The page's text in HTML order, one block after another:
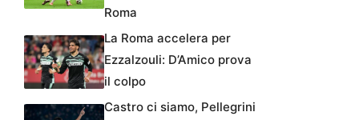
Roma
La Roma accelera per
Ezzalzouli: D’Amico prova
il colpo
Castro ci siamo, Pellegrini